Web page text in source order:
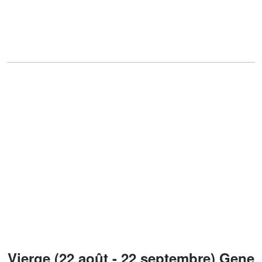
Vierge (22 août - 22 septembre) Gene